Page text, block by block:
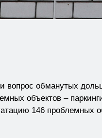
вопрос обманутых
объектов –
146 проблемных